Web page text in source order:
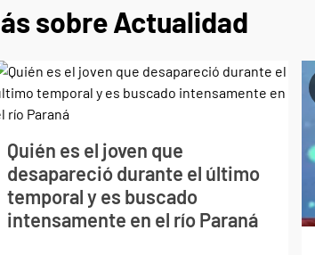
sobre Actualidad
Quién es el joven que
desapareció durante el último
temporal y es buscado
intensamente en el río Paraná